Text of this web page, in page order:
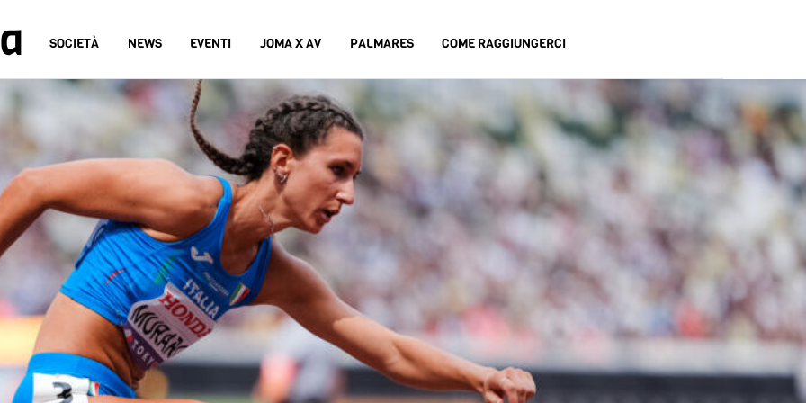
SOCIETÀ NEWS EVENTI JOMA X AV PALMARES COME RAGGIUNGERCI